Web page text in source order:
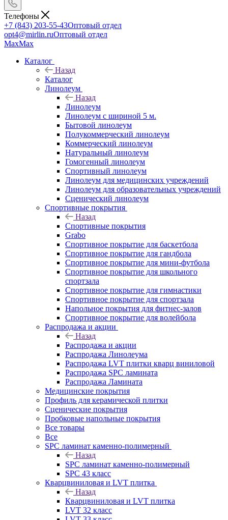
Телефоны
+7 (843) 203-55-43Оптовый отдел
opt4@mirlin.ruОптовый отдел
MaxMax
Каталог
Назад
Каталог
Линолеум
Назад
Линолеум
Линолеум с шириной 5 м.
Бытовой линолеум
Полукоммерческий линолеум
Коммерческий линолеум
Натуральный линолеум
Гомогенный линолеум
Спортивный линолеум
Линолеум для медицинских учреждений
Линолеум для образовательных учреждений
Сценический линолеум
Спортивные покрытия
Назад
Спортивные покрытия
Grabo
Спортивное покрытие для баскетбола
Спортивное покрытие для гандбола
Спортивное покрытие для мини-футбола
Спортивное покрытие для школьного
спортзала
Спортивное покрытие для гимнастики
Спортивное покрытие для спортзала
Напольное покрытия для фитнес-залов
Спортивное покрытие для волейбола
Распродажа и акции
Назад
Распродажа и акции
Распродажа Линолеума
Распродажа LVT плитки кварц виниловой
Распродажа SPC ламината
Распродажа Ламината
Медицинские покрытия
Профиль для керамической плитки
Сценические покрытия
Пробковые напольные покрытия
Все товары
Все
SPC ламинат каменно-полимерный
Назад
SPC ламинат каменно-полимерный
SPC 43 класс
Кварцвиниловая и LVT плитка
Назад
Кварцвиниловая и LVT плитка
LVT 32 класс